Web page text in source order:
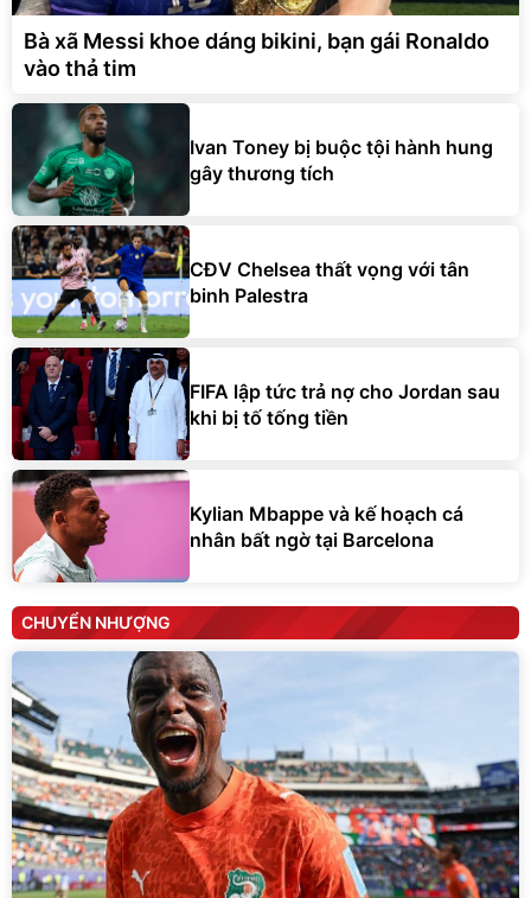
Bà xã Messi khoe dáng bikini, bạn gái Ronaldo
vào thả tim
Ivan Toney bị buộc tội hành hung
gây thương tích
CĐV Chelsea thất vọng với tân
binh Palestra
FIFA lập tức trả nợ cho Jordan sau
khi bị tố tống tiền
Kylian Mbappe và kế hoạch cá
nhân bất ngờ tại Barcelona
CHUYỂN NHƯỢNG